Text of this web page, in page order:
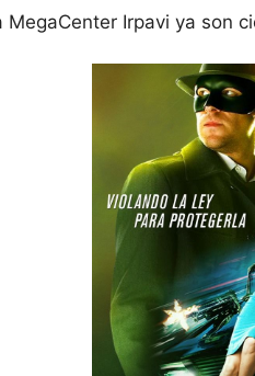
MegaCenter Irpavi ya son